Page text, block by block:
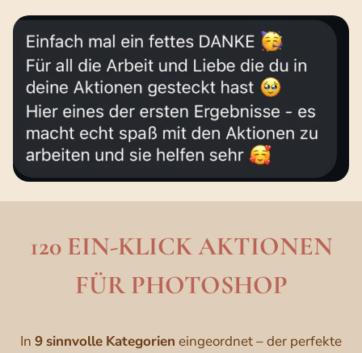
120 EIN-KLICK AKTIONEN
FÜR PHOTOSHOP
In 9 sinnvolle Kategorien eingeordnet – der perfekte